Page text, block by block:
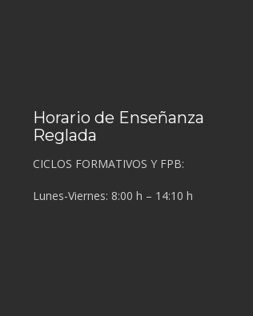
Horario de Enseñanza
Reglada
CICLOS FORMATIVOS Y FPB:
Lunes-Viernes: 8:00 h – 14:10 h